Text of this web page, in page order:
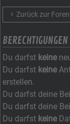
Zurück zur
Du darfst keine
Du darfst keine
erstellen.
Du darfst deine
Du darfst deine
Du darfst keine